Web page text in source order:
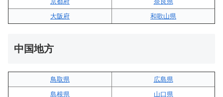
大阪府
和歌山県
中国地方
鳥取県
広島県
島根県
山口県